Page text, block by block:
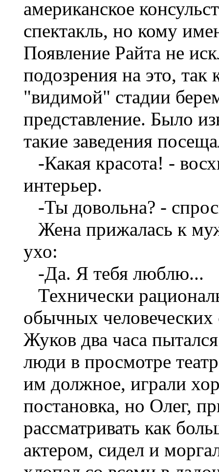
американское
спектакль, но кому
Появление Райта не
подозрения на это,
"видимой" стадии
представление. Было
такие заведения
-Какая красота! -
интерьер.
-Ты довольна? -
Жена прижалась к
ухо:
-Да. Я тебя люблю...
Технически
обычных человеческих
Жуков два часа
люди в просмотре
им должное, играли
постановка, но Олег,
рассматривать как
актером, сидел и